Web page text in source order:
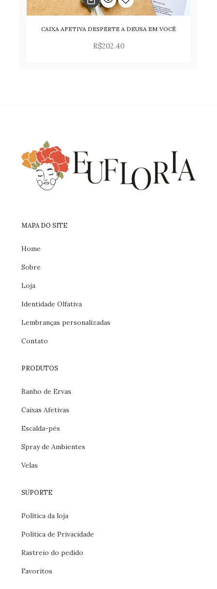
CAIXA AFETIVA DESPERTE A DEUSA EM VOCÊ
R$202.40
Adicionar
para
MAPA DO SITE
Home
Sobre
Loja
Identidade Olfativa
Lembranças personalizadas
Contato
PRODUTOS
Banho de Ervas
Caixas Afetivas
Escalda-pés
Spray de Ambientes
Velas
SUPORTE
Política da loja
Política de Privacidade
Rastreio do pedido
Favoritos